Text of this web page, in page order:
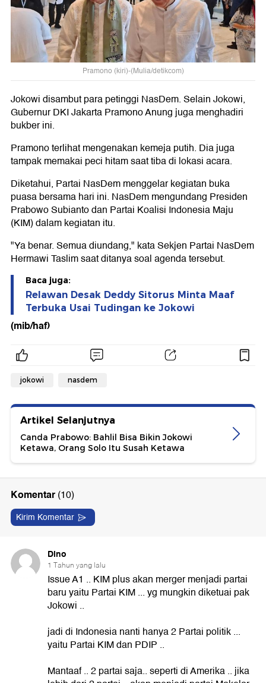
Pramono (kiri)-(Mulia/detikcom)
Jokowi disambut para petinggi NasDem. Selain Jokowi,
Gubernur DKI Jakarta Pramono Anung juga menghadiri
bukber ini.
Pramono terlihat mengenakan kemeja putih. Dia juga
tampak memakai peci hitam saat tiba di lokasi acara.
Diketahui, Partai NasDem menggelar kegiatan buka
puasa bersama hari ini. NasDem mengundang Presiden
Prabowo Subianto dan Partai Koalisi Indonesia Maju
(KIM) dalam kegiatan itu.
"Ya benar. Semua diundang," kata Sekjen Partai NasDem
Hermawi Taslim saat ditanya soal agenda tersebut.
Baca juga:
Relawan Desak Deddy Sitorus Minta Maaf
Terbuka Usai Tudingan ke Jokowi
(mib/haf)
jokowi nasdem
Artikel Selanjutnya
Canda Prabowo: Bahlil Bisa Bikin Jokowi
Ketawa, Orang Solo Itu Susah Ketawa